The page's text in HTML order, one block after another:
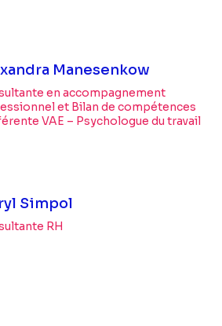
Manesenkow
en accompagnement
et Bilan de compétences
VAE – Psychologue du travail
Simpol
RH